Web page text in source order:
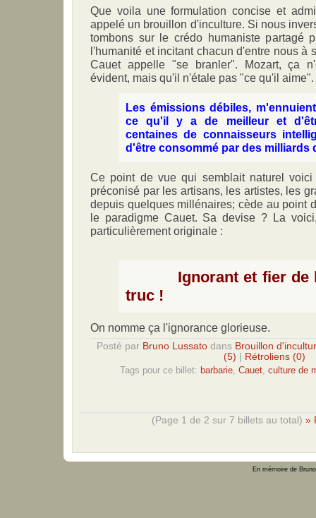
Que voila une formulation concise et
appelé un brouillon d'inculture. Si nous
tombons sur le crédo humaniste partagé
l'humanité et incitant chacun d'entre nous à
Cauet appelle "se branler". Mozart, ça
évident, mais qu'il n'étale pas "ce qu'il aime".
Les émissions débiles,
ce qu'il y a de meilleur et
centaines de connaisseurs
d'être consommé par des milliards
Ce point de vue qui semblait naturel voici
préconisé par les artisans, les artistes, les
depuis quelques millénaires; cède au point
le paradigme Cauet. Sa devise ? La
particulièrement originale :
Ignorant et fier de
truc !
On nomme ça l'ignorance glorieuse.
Posté par Bruno Lussatodans Brouillon
(5)
Rétroliens (0)
Tags pour ce billet: barbarie Cauet culture de
(Page 1 de 2 sur 7 billets au total) »
En mémoire de